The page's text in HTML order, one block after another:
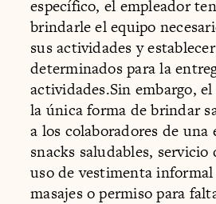
específico, el empleador
brindarle el equipo
sus actividades y
determinados para la
actividades.Sin embargo, el
la única forma de brindar
a los colaboradores de una
snacks saludables, servicio
uso de vestimenta
masajes o permiso para